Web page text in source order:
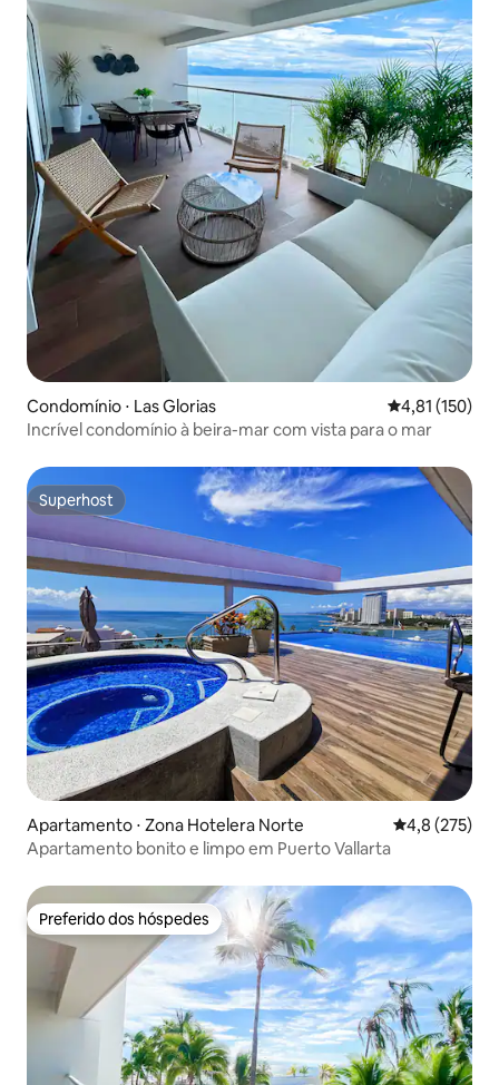
Condomínio ⋅ Las Glorias 4,81 de uma
4,81 (150)
Incrível condomínio à beira-mar com vista para o mar
Superhost
Superhost
Apartamento ⋅ Zona Hotelera Norte 4,8 de uma
4,8 (275)
Apartamento bonito e limpo em Puerto Vallarta
Preferido dos hóspedes
Preferido dos hóspedes